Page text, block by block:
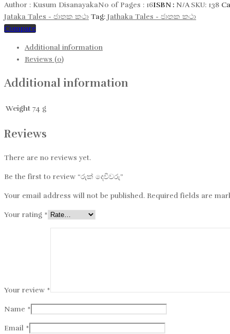
Author : Kusum DisanayakaNo of Pages : 16ISBN : N/A SKU: 138
Jataka Tales - ජාතක කථා Tag: Jathaka Tales - ජාතක කථා
Compare
Additional information
Reviews (0)
Additional information
Weight 74 g
Reviews
There are no reviews yet.
Be the first to review “රුක් දෙවිවරු”
Your email address will not be published. Required fields are
Your rating *
Your review *
Name *
Email *